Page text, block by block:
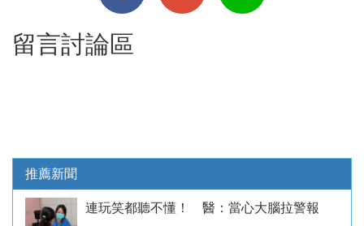
留言討論區
推薦新聞
連玩笑都聽不懂！ 醫：當心大腦拉警報